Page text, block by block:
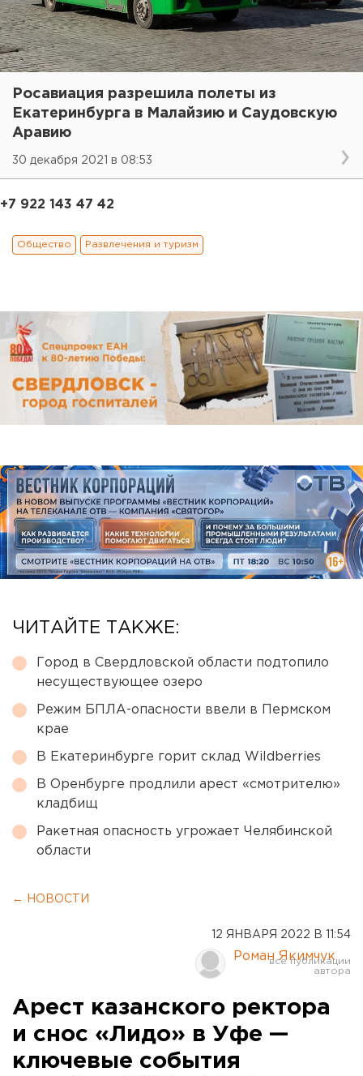
Росавиация разрешила полеты из
Екатеринбурга в Малайзию и Саудовскую
Аравию
30 декабря 2021 в 08:53
+7 922 143 47 42
Общество Развлечения и туризм
ЧИТАЙТЕ ТАКЖЕ:
Город в Свердловской области подтопило
несуществующее озеро
Режим БПЛА-опасности ввели в Пермском
крае
В Екатеринбурге горит склад Wildberries
В Оренбурге продлили арест «смотрителю»
кладбищ
Ракетная опасность угрожает Челябинской
области
← НОВОСТИ
12 ЯНВАРЯ 2022 В 11:54
Роман Якимчук
Арест казанского ректора
и снос «Лидо» в Уфе —
ключевые события